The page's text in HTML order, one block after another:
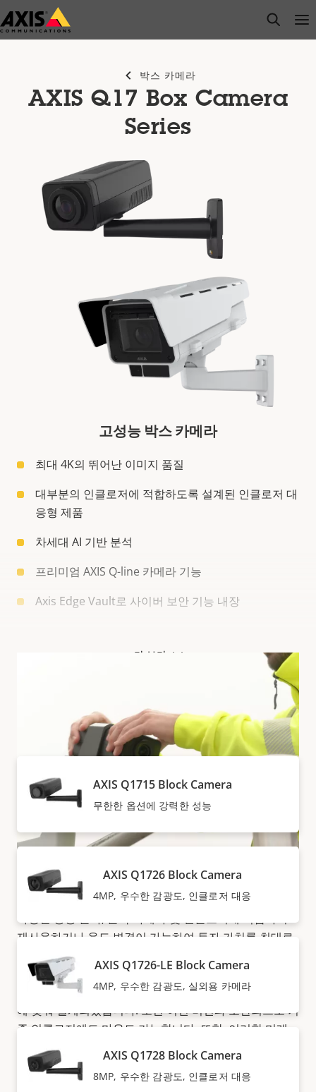
주
요
open
박스 카메라
더 보기
AXIS Q17 Box Camera
Series
고성능 박스 카메라
최대 4K의 뛰어난 이미지 품질
대부분의 인클로저에 적합하도록 설계된 인클로저 대
응형 제품
차세대 AI 기반 분석
프리미엄 AXIS Q-line 카메라 기능
Axis Edge Vault로 사이버 보안 기능 내장
유연한 디자인
다양한 응용 분야, 블록 카메라 및 인클로저에 적합하며
재사용하거나 용도 변경이 가능하여 투자 가치를 최대로
활용할 수 있습니다니다.
대응형 카메라는 Axis자체 하우징 및 타사 하우징, 맞춤형
인클로저를 포함한 대부분의 인클로저에 맞는 표준 규격
에 맞춰 설계되었습니다. 또한 이전 버전과 호환되므로 기
존 인클로저에도 마운트 가능합니다. 또한, 이러한 미래
지향적인 카메라는 새로운 인클로저에 마운트할 수 있으
므로 향후 요구 사항에 대응할 수 있는 유연성을 제공합니
다. Axis의 실외용 블록 카메라에는 내장 와이퍼와 탄소
AXIS Q17 SERIES 내 제품
AXIS Q1715 Block Camera
무한한 옵션에 강력한 성능
AXIS Q1726 Block Camera
4MP, 우수한 감광도, 인클로저 대응
AXIS Q1726-LE Block Camera
4MP, 우수한 감광도, 실외용 카메라
AXIS Q1728 Block Camera
8MP, 우수한 감광도, 인클로저 대응